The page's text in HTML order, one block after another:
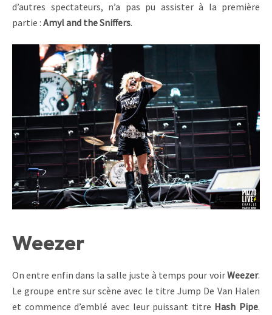
d’autres spectateurs, n’a pas pu assister à la première
partie : Amyl and the Sniffers.
Weezer
On entre enfin dans la salle juste à temps pour voirWeezer.
Le groupe entre sur scène avec le titre Jump De Van Halen
et commence d’emblé avec leur puissant titre Hash Pipe.